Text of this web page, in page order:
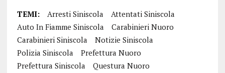
TEMI: Arresti Siniscola
Attentati Siniscola
Auto In Fiamme Siniscola
Carabinieri Nuoro
Carabinieri Siniscola
Notizie Siniscola
Polizia Siniscola
Prefettura Nuoro
Prefettura Siniscola
Questura Nuoro